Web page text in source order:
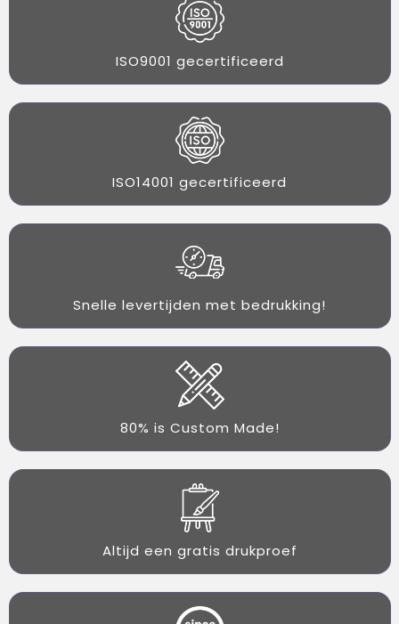
ISO9001 gecertificeerd
ISO14001 gecertificeerd
Snelle levertijden met bedrukking!
80% is Custom Made!
Altijd een gratis drukproef